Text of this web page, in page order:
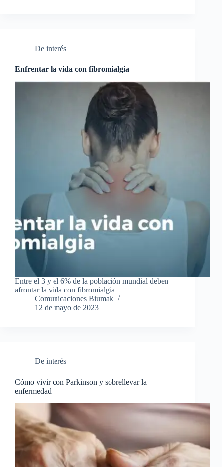
De interés
Enfrentar la vida con fibromialgia
Entre el 3 y el 6% de la población mundial deben
afrontar la vida con fibromialgia
Comunicaciones Biumak
12 de mayo de 2023
De interés
Cómo vivir con Parkinson y sobrellevar la
enfermedad